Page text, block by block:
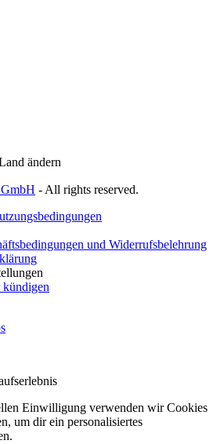
ändern
- All rights reserved.
und Widerrufsbelehrung
kündigen
Einwilligung verwenden wir Cookies
um dir ein personalisiertes